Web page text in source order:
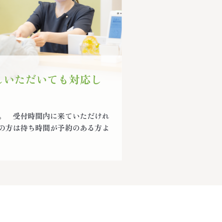
ただいても対応し
受付時間内に来ていただけれ
は待ち時間が予約のある方よ